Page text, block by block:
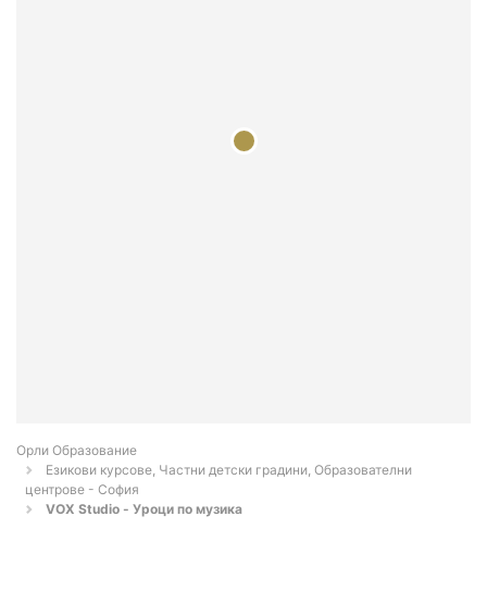
Орли Образование
Езикови курсове, Частни детски градини, Образователни
центрове - София
VOX Studio - Уроци по музика